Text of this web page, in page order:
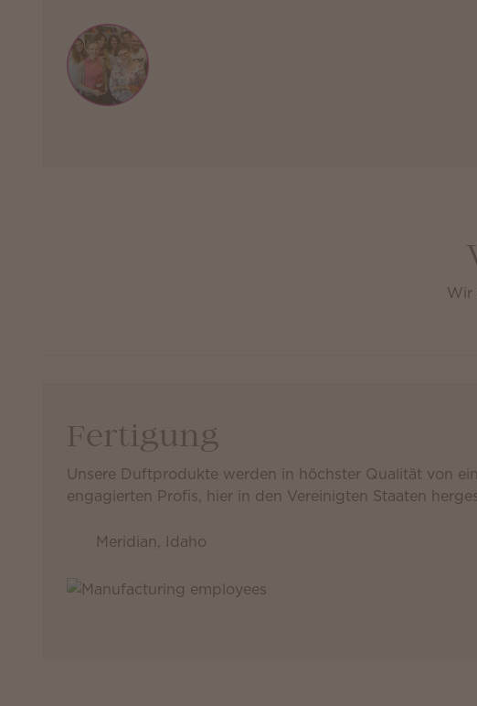
Wir
Fertigung
Unsere Duftprodukte werden in höchster Qualität von
engagierten Profis, hier in den Vereinigten Staaten
Meridian, Idaho